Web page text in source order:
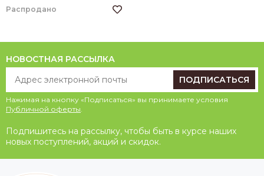
Распродано
НОВОСТНАЯ РАССЫЛКА
ПОДПИСАТЬСЯ
Нажимая на кнопку «Подписаться» вы принимаете условия
Публичной оферты.
Подпишитесь на рассылку, чтобы быть в курсе наших
новых поступлений, акций и скидок.